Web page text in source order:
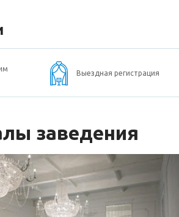
Выездная регистрация
заведения